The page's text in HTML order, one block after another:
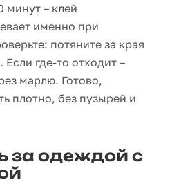
минут – клей
именно при
потяните за края
где-то отходит –
марлю. Готово,
плотно, без пузырей и
за одеждой с